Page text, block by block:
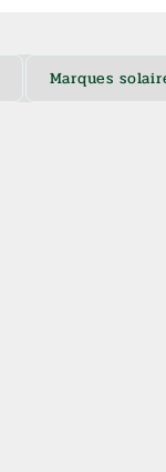
Marques